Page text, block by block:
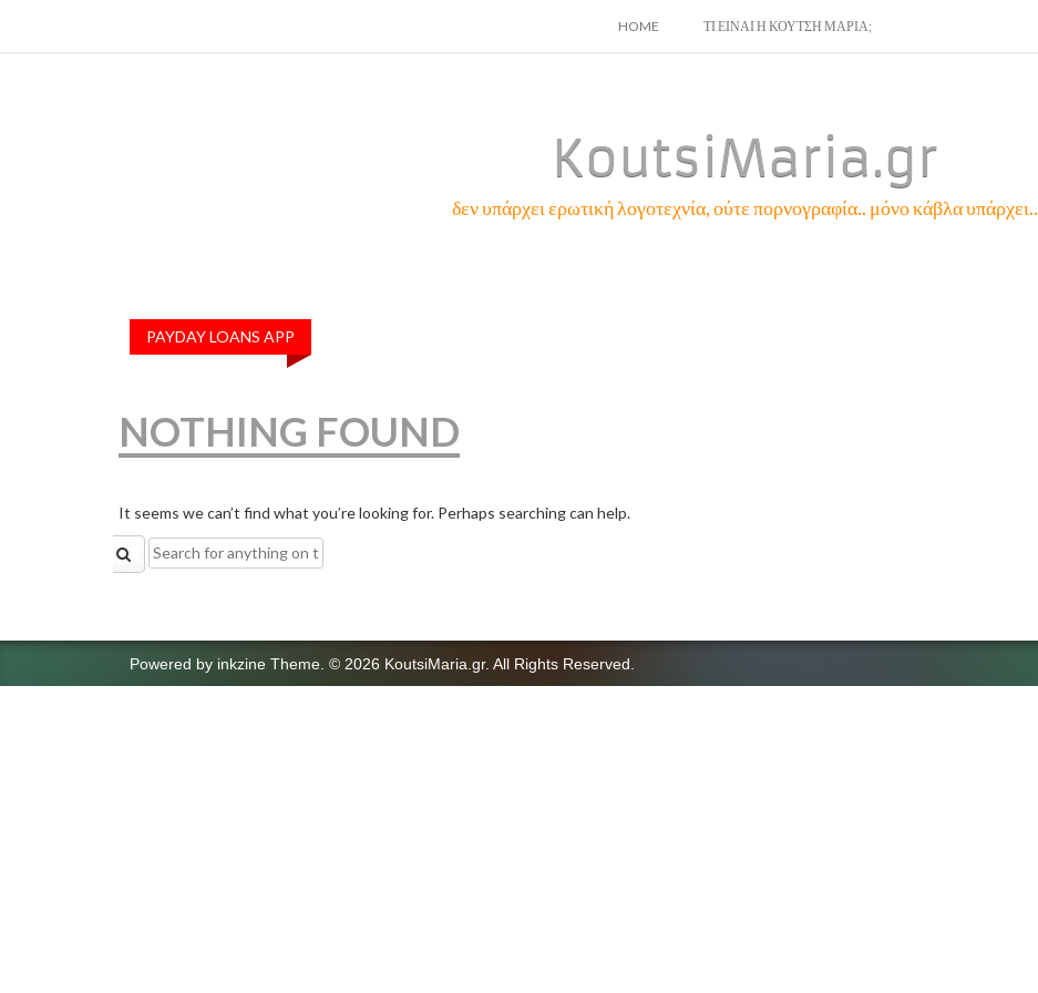
SKIP
HOME ΤΙ ΕΙΝΑΙ Η ΚΟΥΤΣΗ ΜΑΡΙΑ;
KoutsiMaria.gr
δεν υπάρχει ερωτική λογοτεχνία, ούτε πορνογραφία.. μόνο κάβλα υπάρχει..
PAYDAY LOANS APP
NOTHING FOUND
It seems we can’t find what you’re looking for. Perhaps searching can help.
Search
for:
Powered by inkzine Theme © 2026 KoutsiMaria.gr. All Rights Reserved.